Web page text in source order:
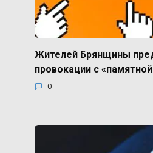
Жителей Брянщины
провокации с
0